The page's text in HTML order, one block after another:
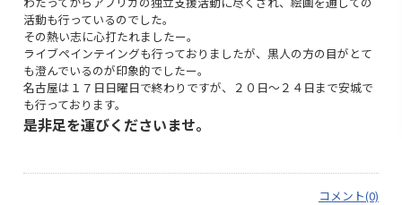
活動も行っているのでした。
その熱い志に心打たれましたー。
ライブペインテイングも行っておりましたが、黒人の方の目がとて
も澄んでいるのが印象的でしたー。
名古屋は１７日日曜日で終わりですが、２０日～２４日まで安城で
も行っております。
是非足を運びくださいませ。
コメント(0)